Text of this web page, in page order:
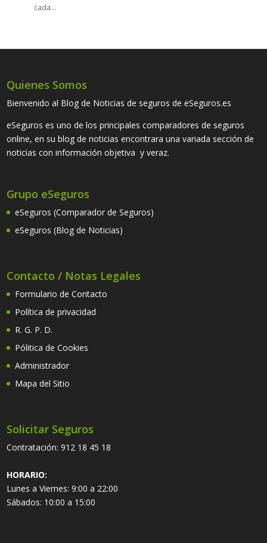
cada…
Quienes Somos
Bienvenido al Blog de Noticias de seguros de eSeguros.es
eSeguros es uno de los principales comparadores de seguros
online, en su blog de noticias encontrara una variada sección de
noticias con información objetiva y veraz.
Grupo eSeguros
eSeguros (Comparador de Seguros)
eSeguros (Blog de Noticias)
Contacto / Notas Legales
Formulario de Contacto
Política de privacidad
R. G. P. D.
Pólitica de Cookies
Administrador
Mapa del Sitio
Solicitar Seguros
Contratación:912 18 45 18
HORARIO:
Lunes a Viernes: 9:00 a 22:00
Sábados: 10:00 a 15:00